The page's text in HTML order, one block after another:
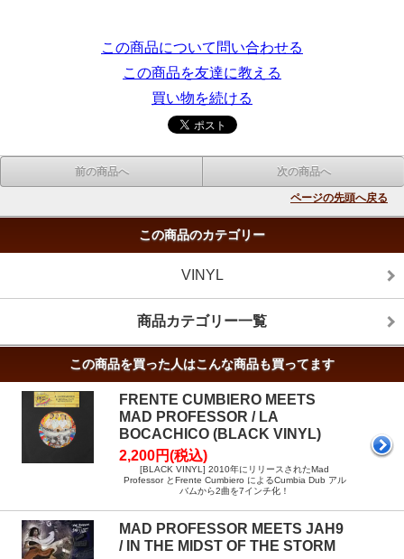
この商品について問い合わせる
この商品を友達に教える
買い物を続ける
前の商品へ 次の商品へ
ページの先頭へ戻る
この商品のカテゴリー
VINYL
商品カテゴリー一覧
この商品を買った人はこんな商品も買ってます
FRENTE CUMBIERO MEETS
MAD PROFESSOR / LA
BOCACHICO (BLACK VINYL)
2,200円(税込)
[BLACK VINYL] 2010年にリリースされたMad
Professor とFrente Cumbiero によるCumbia Dub アル
バムから2曲を7インチ化！
MAD PROFESSOR MEETS JAH9
/ IN THE MIDST OF THE STORM